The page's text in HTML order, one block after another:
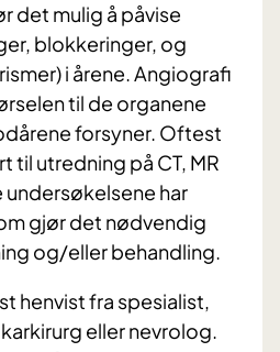
det mulig å påvise
blokkeringer, og
i årene. Angiografi
til de organene
forsyner. Oftest
til utredning på CT, MR
undersøkelsene har
gjør det nødvendig
og/eller behandling.
henvist fra spesialist,
eller nevrolog.